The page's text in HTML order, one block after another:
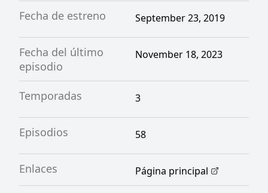
Fecha de estreno September 23, 2019
Fecha del último
episodio
November 18, 2023
Temporadas 3
Episodios 58
Enlaces Página principal